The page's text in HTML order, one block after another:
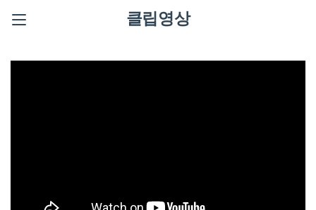
클립영상